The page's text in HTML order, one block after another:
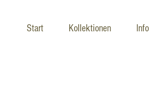
Start Kollektionen Info